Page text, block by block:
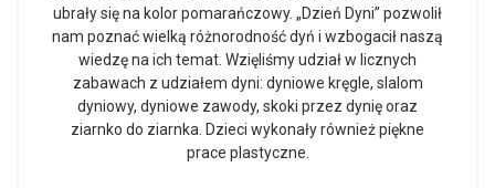
ubrały się na kolor pomarańczowy. „Dzień Dyni” pozwolił
nam poznać wielką różnorodność dyń i wzbogacił naszą
wiedzę na ich temat. Wzięliśmy udział w licznych
zabawach z udziałem dyni: dyniowe kręgle, slalom
dyniowy, dyniowe zawody, skoki przez dynię oraz
ziarnko do ziarnka. Dzieci wykonały również piękne
prace plastyczne.